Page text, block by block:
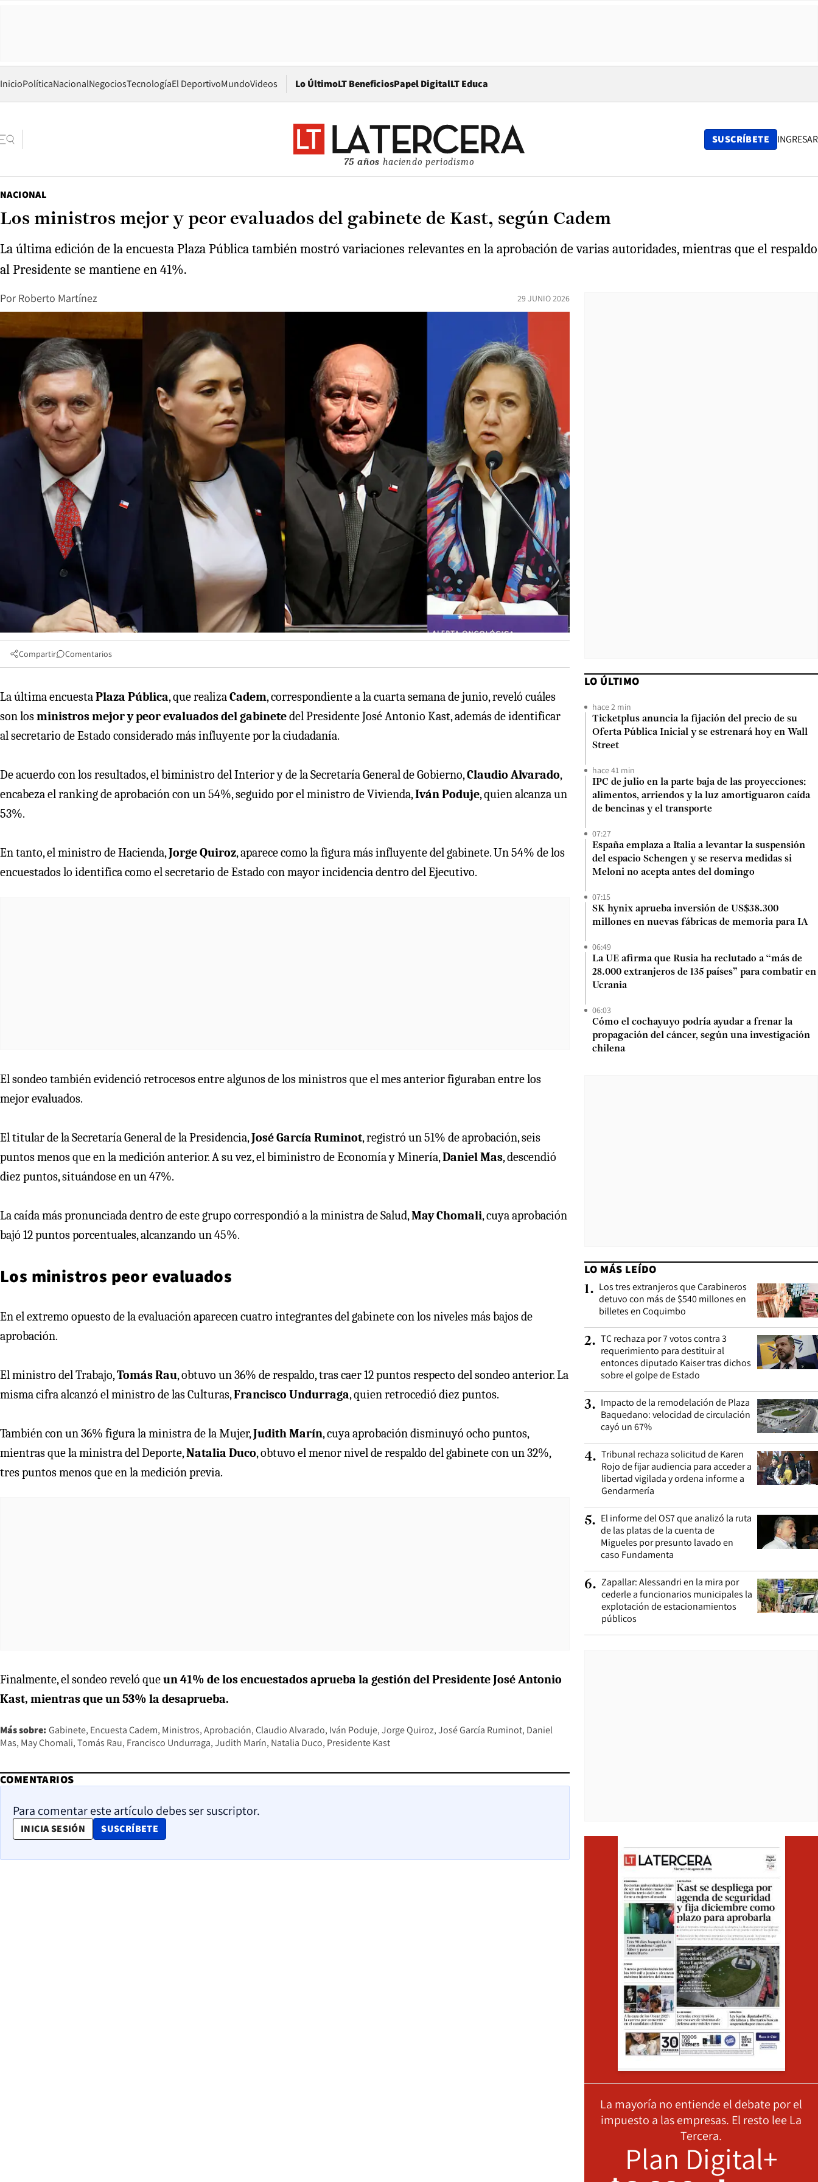
InicioPolíticaNacionalNegociosTecnologíaEl DeportivoMundoVideos Lo ÚltimoLT BeneficiosPapel DigitalOpens in new window
LT Educa
75 años haciendo periodismo
SUSCRÍBETE INGRESAR
NACIONAL
Los ministros mejor y peor evaluados del gabinete de Kast, según Cadem
La última edición de la encuesta Plaza Pública también mostró variaciones relevantes en la aprobación de varias autoridades, mientras que el respaldo
al Presidente se mantiene en 41%.
Por Roberto Martínez 29 JUNIO 2026
Compartir Comentarios
La última encuestaPlaza Pública, que realizaCadem, correspondiente a la cuarta semana de junio, reveló cuáles
son losministros mejor y peor evaluados del gabinetedel Presidente José Antonio Kast, además de identificar
al secretario de Estado considerado más influyente por la ciudadanía.
De acuerdo con los resultados, el biministro del Interior y de la Secretaría General de Gobierno,Claudio Alvarado,
encabeza el ranking de aprobación con un 54%, seguido por el ministro de Vivienda,Iván Poduje, quien alcanza un
53%.
En tanto, el ministro de Hacienda,Jorge Quiroz, aparece como la figura más influyente del gabinete. Un 54% de los
encuestados lo identifica como el secretario de Estado con mayor incidencia dentro del Ejecutivo.
El sondeo también evidenció retrocesos entre algunos de los ministros que el mes anterior figuraban entre los
mejor evaluados.
El titular de la Secretaría General de la Presidencia,José García Ruminot, registró un 51% de aprobación, seis
puntos menos que en la medición anterior. A su vez, el biministro de Economía y Minería,Daniel Mas, descendió
diez puntos, situándose en un 47%.
La caída más pronunciada dentro de este grupo correspondió a la ministra de Salud,May Chomali, cuya aprobación
bajó 12 puntos porcentuales, alcanzando un 45%.
Los ministros peor evaluados
En el extremo opuesto de la evaluación aparecen cuatro integrantes del gabinete con los niveles más bajos de
aprobación.
El ministro del Trabajo,Tomás Rau, obtuvo un 36% de respaldo, tras caer 12 puntos respecto del sondeo anterior. La
misma cifra alcanzó el ministro de las Culturas,Francisco Undurraga, quien retrocedió diez puntos.
También con un 36% figura la ministra de la Mujer,Judith Marín, cuya aprobación disminuyó ocho puntos,
mientras que la ministra del Deporte,Natalia Duco, obtuvo el menor nivel de respaldo del gabinete con un 32%,
tres puntos menos que en la medición previa.
Finalmente, el sondeo reveló queun 41% de los encuestados aprueba la gestión del Presidente José Antonio
Kast, mientras que un 53% la desaprueba.
Más sobre: Gabinete Encuesta Cadem Ministros Aprobación Claudio Alvarado Iván Poduje Jorge Quiroz José García Ruminot Daniel
Mas May Chomali Tomás Rau Francisco Undurraga Judith Marín Natalia Duco Presidente Kast
COMENTARIOS
Para comentar este artículo debes ser suscriptor.
INICIA SESIÓN SUSCRÍBETE
OPENS IN NEW WINDOW
LO ÚLTIMO
hace 2 min
Ticketplus anuncia la fijación del precio de su
Oferta Pública Inicial y se estrenará hoy en Wall
Street
hace 41 min
IPC de julio en la parte baja de las proyecciones:
alimentos, arriendos y la luz amortiguaron caída
de bencinas y el transporte
07:27
España emplaza a Italia a levantar la suspensión
del espacio Schengen y se reserva medidas si
Meloni no acepta antes del domingo
07:15
SK hynix aprueba inversión de US$38.300
millones en nuevas fábricas de memoria para IA
06:49
La UE afirma que Rusia ha reclutado a “más de
28.000 extranjeros de 135 países” para combatir en
Ucrania
06:03
Cómo el cochayuyo podría ayudar a frenar la
propagación del cáncer, según una investigación
chilena
LO MÁS LEÍDO
1. Los tres extranjeros que Carabineros
detuvo con más de $540 millones en
billetes en Coquimbo
2. TC rechaza por 7 votos contra 3
requerimiento para destituir al
entonces diputado Kaiser tras dichos
sobre el golpe de Estado
3. Impacto de la remodelación de Plaza
Baquedano: velocidad de circulación
cayó un 67%
4. Tribunal rechaza solicitud de Karen
Rojo de fijar audiencia para acceder a
libertad vigilada y ordena informe a
Gendarmería
5. El informe del OS7 que analizó la ruta
de las platas de la cuenta de
Migueles por presunto lavado en
caso Fundamenta
6. Zapallar: Alessandri en la mira por
cederle a funcionarios municipales la
explotación de estacionamientos
públicos
La mayoría no entiende el debate por el
impuesto a las empresas. El resto lee La
Tercera.
Plan Digital+